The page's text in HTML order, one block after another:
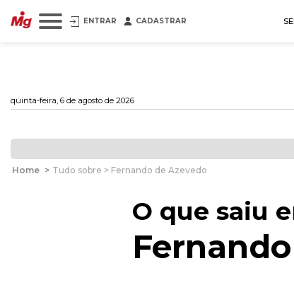
ENTRAR CADASTRAR
quinta-feira, 6 de agosto de 2026
Home > Tudo sobre > Fernando de Azevedo
O que saiu